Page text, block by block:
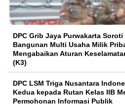
DPC Grib Jaya Purwakarta
Bangunan Multi Usaha Milik
Mengabaikan Aturan
(K3)
DPC LSM Triga Nusantara
Kedua kepada Rutan Kelas IIB
Permohonan Informasi Publik